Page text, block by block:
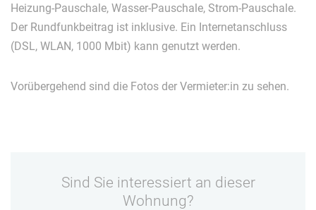
Heizung-Pauschale, Wasser-Pauschale, Strom-Pauschale.
Der Rundfunkbeitrag ist inklusive. Ein Internetanschluss
(DSL, WLAN, 1000 Mbit) kann genutzt werden.
Vorübergehend sind die Fotos der Vermieter:in zu sehen.
Sind Sie interessiert an dieser
Wohnung?